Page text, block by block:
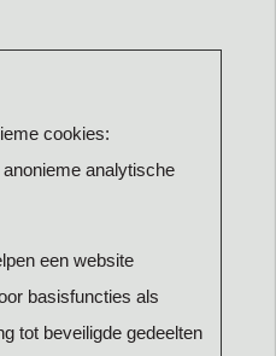
cookies:
analytische
een website
basisfuncties als
tot beveiligde gedeelten